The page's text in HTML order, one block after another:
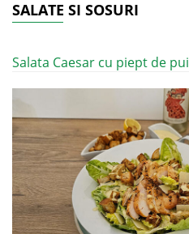
SALATE SI SOSURI
Salata Caesar cu piept de pui